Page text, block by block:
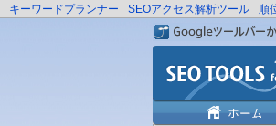
キーワードプランナー SEOアクセス解析ツール 順